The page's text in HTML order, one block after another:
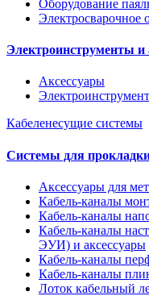
Оборудование
Электросварочное
Электроинструменты и
Аксессуары
Кабеленесущие системы
Системы для
Аксессуары для
Кабель-каналы
Кабель-каналы
Кабель-каналы
ЭУИ) и аксессуары
Кабель-каналы
Кабель-каналы
Лоток кабельный